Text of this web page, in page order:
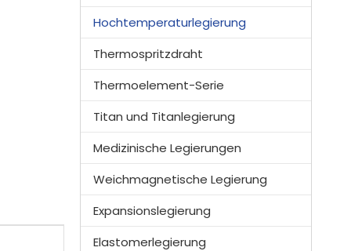
Hochtemperaturlegierung
Thermospritzdraht
Thermoelement-Serie
Titan und Titanlegierung
Medizinische Legierungen
Weichmagnetische Legierung
Expansionslegierung
Elastomerlegierung